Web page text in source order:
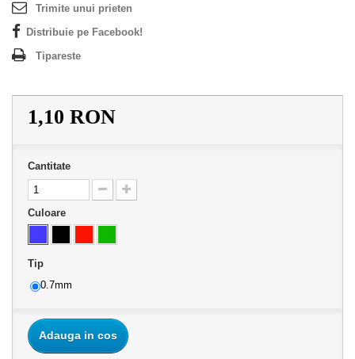
Trimite unui prieten
Distribuie pe Facebook!
Tipareste
1,10 RON
Cantitate
Culoare
Tip
0.7mm
Adauga in cos